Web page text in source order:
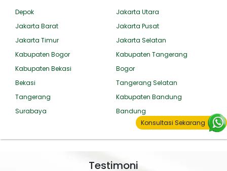
Depok
Jakarta Utara
Jakarta Barat
Jakarta Pusat
Jakarta Timur
Jakarta Selatan
Kabupaten Bogor
Kabupaten Tangerang
Kabupaten Bekasi
Bogor
Bekasi
Tangerang Selatan
Tangerang
Kabupaten Bandung
Surabaya
Bandung
Testimoni
Konsultasi Sekarang